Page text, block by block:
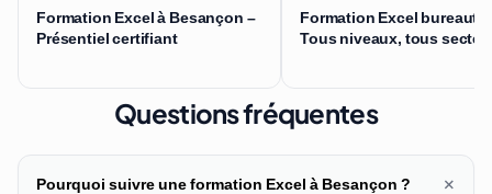
Formation Excel à Besançon –
Présentiel certifiant
Formation Excel
Tous niveaux, tous
Questions fréquentes
Pourquoi suivre une formation Excel à Besançon ? +